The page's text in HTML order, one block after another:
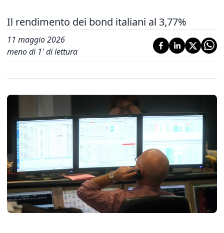
Il rendimento dei bond italiani al 3,77%
11 maggio 2026
meno di 1' di lettura